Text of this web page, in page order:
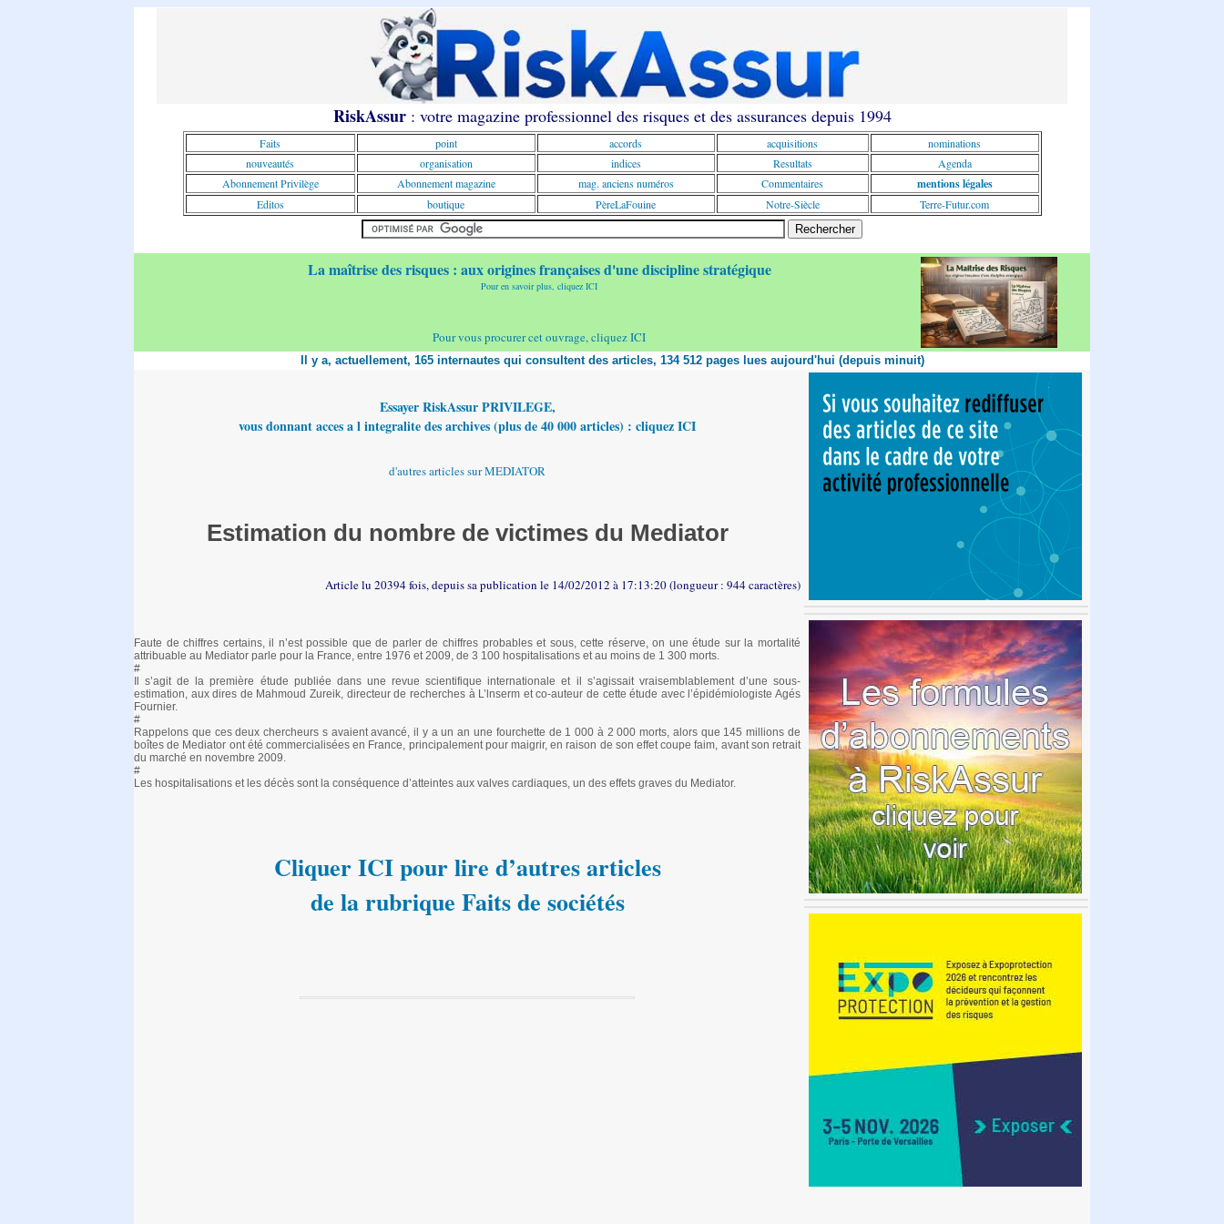
RiskAssur: votre magazine professionnel des risques et des assurances depuis 1994
Faits point accords acquisitions
nominations
nouveautés
organisation indices Resultats
Agenda
Abonnement Privilège
Abonnement magazine mag. anciens numéros Commentaires mentions légales
Editos boutique PèreLaFouine Notre-Siècle Terre-Futur.com
La maîtrise des risques : aux origines françaises d'une discipline stratégique
Pour en savoir plus, cliquez ICI
Pour vous procurer cet ouvrage, cliquez ICI
Il y a, actuellement, 165 internautes qui consultent des articles, 134 512 pages lues aujourd'hui (depuis minuit)
Essayer RiskAssur PRIVILEGE,
vous donnant acces a l integralite des archives (plus de 40 000 articles) : cliquez ICI
d'autres articles sur MEDIATOR
Estimation du nombre de victimes du Mediator
Article lu 20394 fois, depuis sa publication le 14/02/2012 à 17:13:20 (longueur : 944 caractères)
Faute de chiffres certains, il n’est possible que de parler de chiffres probables et sous, cette réserve, on une étude sur la mortalité
attribuable au Mediator parle pour la France, entre 1976 et 2009, de 3 100 hospitalisations et au moins de 1 300 morts.
#
Il s’agit de la première étude publiée dans une revue scientifique internationale et il s’agissait vraisemblablement d’une sous-
estimation, aux dires de Mahmoud Zureik, directeur de recherches à L’lnserm et co-auteur de cette étude avec l’épidémiologiste Agés
Fournier.
#
Rappelons que ces deux chercheurs s avaient avancé, il y a un an une fourchette de 1 000 à 2 000 morts, alors que 145 millions de
boîtes de Mediator ont été commercialisées en France, principalement pour maigrir, en raison de son effet coupe faim, avant son retrait
du marché en novembre 2009.
#
Les hospitalisations et les décès sont la conséquence d’atteintes aux valves cardiaques, un des effets graves du Mediator.
Cliquer ICI pour lire d’autres articles
de la rubrique Faits de sociétés